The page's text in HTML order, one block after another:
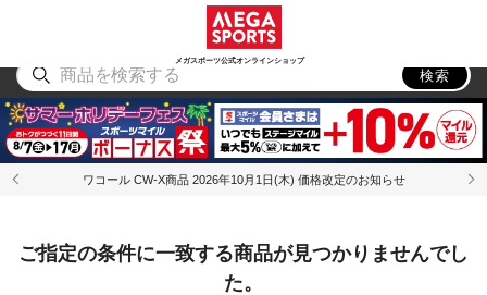
メガスポーツ公式オンラインショップ
アウトドア
検索
ワコール CW-X商品 2026年10月1日(木) 価格改定のお知らせ
ご指定の条件に一致する商品が見つかりませんでし
た。